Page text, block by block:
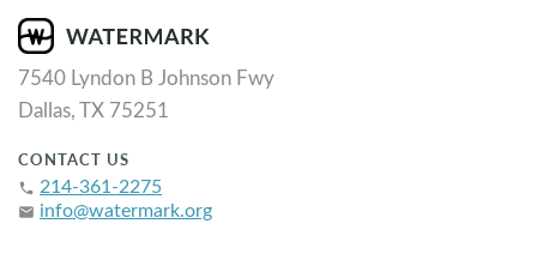
¿Por qué estamos haciendo una serie sobre el Espíritu
Santo?
Porque no seríamos salvos sin la obra del Espíritu.
Abordaremos esto cuando hablemos sobre cuál es la
7540 Lyndon B Johnson Fwy
Dallas, TX 75251
CONTACT US
phone 214-361-2275
email info@watermark.org